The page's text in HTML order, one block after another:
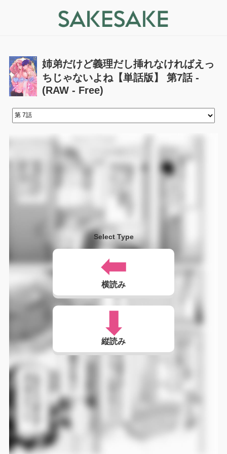
姉弟だけど義理だし挿れなければえっ
ちじゃないよね【単話版】 第7話 -
(RAW - Free)
Select Type
横読み
縦読み